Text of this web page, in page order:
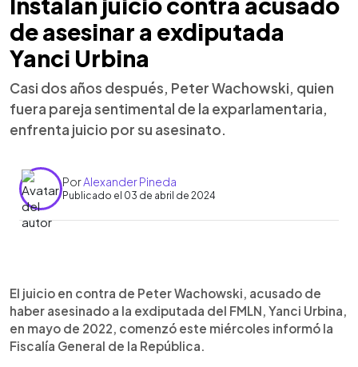
de asesinar a exdiputada
Yanci Urbina
Casi dos años después, Peter Wachowski, quien
fuera pareja sentimental de la exparlamentaria,
enfrenta juicio por su asesinato.
PorAlexander Pineda
Publicado el 03 de abril de 2024
Escuchar artículo
El juicio en contra de Peter Wachowski, acusado de
haber asesinado a la exdiputada del FMLN, Yanci Urbina,
en mayo de 2022, comenzó este miércoles informó la
Fiscalía General de la República.